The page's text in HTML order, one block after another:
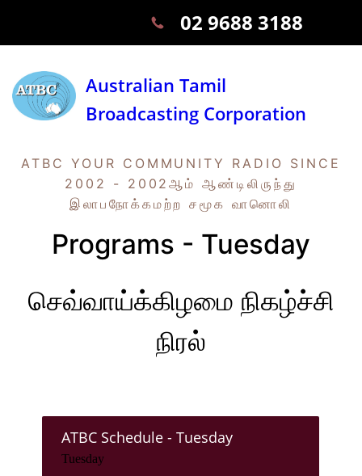
Australian Tamil
Broadcasting Corporation
02 9688 3188
ATBC YOUR COMMUNITY RADIO SINCE
2002 - 2002ஆம் ஆண்டிலிருந்து
இலாபநோக்கமற்ற சமூக வானொலி
Programs - Tuesday
செவ்வாய்க்கிழமை நிகழ்ச்சி
நிரல்
ATBC Schedule - Tuesday
Tuesday